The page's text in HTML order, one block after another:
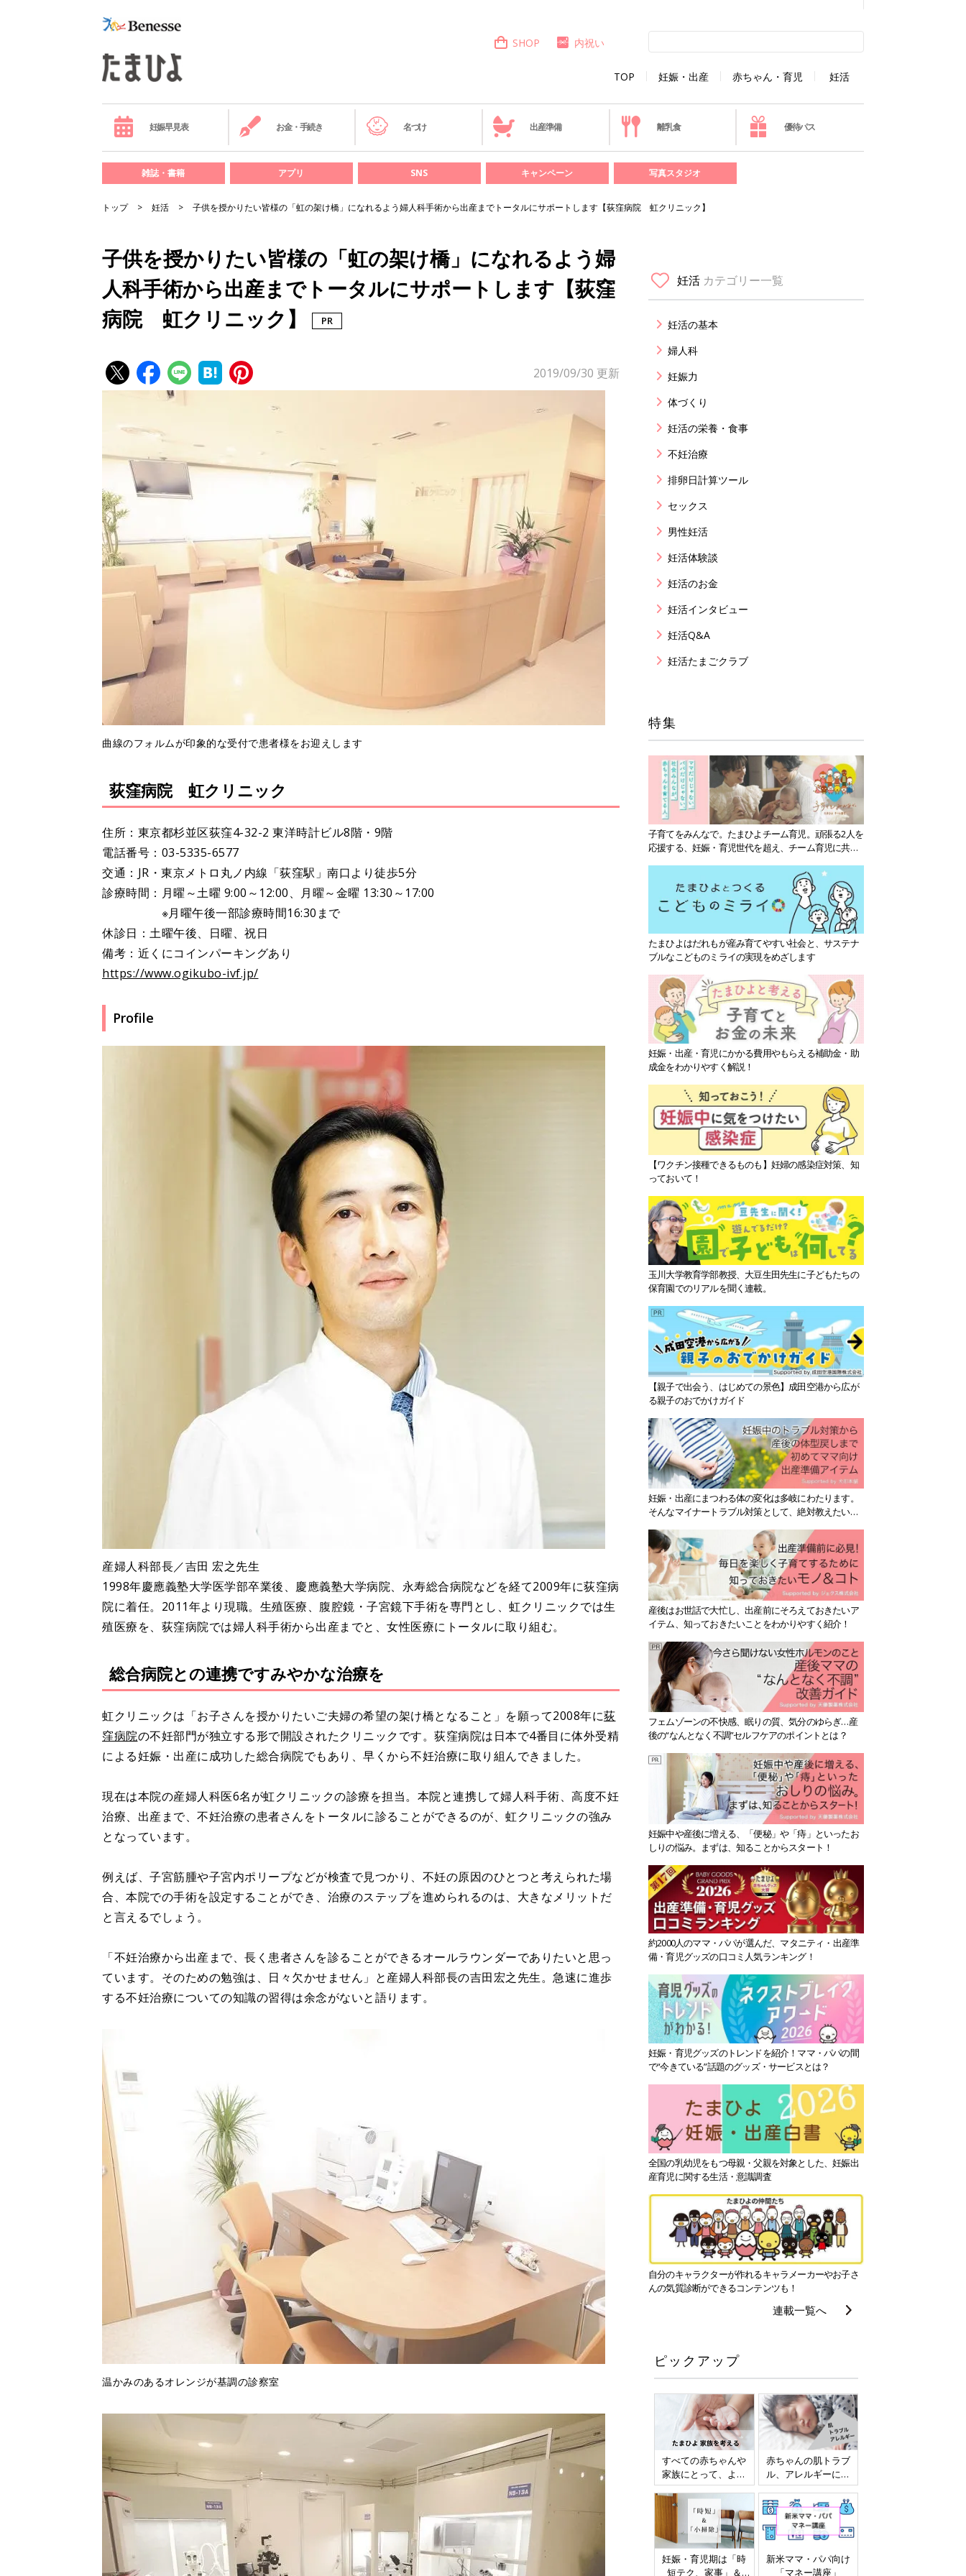
TOP 妊娠・出産 赤ちゃん・育児 妊活
SHOP 内祝い
妊娠早見表 お金・手続き 名づけ 出産準備 離乳食 優待パス
雑誌・書籍 アプリ SNS キャンペーン 写真スタジオ
トップ 妊活 子供を授かりたい皆様の「虹の架け橋」になれるよう婦人科手術から出産までトータルにサポートします【荻窪病院 虹クリニック】
子供を授かりたい皆様の「虹の架け橋」になれるよう婦
人科手術から出産までトータルにサポートします【荻窪
病院 虹クリニック】
2019/09/30 更新
曲線のフォルムが印象的な受付で患者様をお迎えします
荻窪病院 虹クリニック
住所：東京都杉並区荻窪4-32-2 東洋時計ビル8階・9階
電話番号：03-5335-6577
交通：JR・東京メトロ丸ノ内線「荻窪駅」南口より徒歩5分
診療時間：月曜～土曜 9:00～12:00、月曜～金曜 13:30～17:00
※月曜午後一部診療時間16:30まで
休診日：土曜午後、日曜、祝日
備考：近くにコインパーキングあり
https://www.ogikubo-ivf.jp/
Profile
産婦人科部長／吉田 宏之先生
1998年慶應義塾大学医学部卒業後、慶應義塾大学病院、永寿総合病院などを経て2009年に荻窪病
院に着任。2011年より現職。生殖医療、腹腔鏡・子宮鏡下手術を専門とし、虹クリニックでは生
殖医療を、荻窪病院では婦人科手術から出産までと、女性医療にトータルに取り組む。
総合病院との連携ですみやかな治療を
虹クリニックは「お子さんを授かりたいご夫婦の希望の架け橋となること」を願って2008年に荻
窪病院の不妊部門が独立する形で開設されたクリニックです。荻窪病院は日本で4番目に体外受精
による妊娠・出産に成功した総合病院でもあり、早くから不妊治療に取り組んできました。
現在は本院の産婦人科医6名が虹クリニックの診療を担当。本院と連携して婦人科手術、高度不妊
治療、出産まで、不妊治療の患者さんをトータルに診ることができるのが、虹クリニックの強み
となっています。
例えば、子宮筋腫や子宮内ポリープなどが検査で見つかり、不妊の原因のひとつと考えられた場
合、本院での手術を設定することができ、治療のステップを進められるのは、大きなメリットだ
と言えるでしょう。
「不妊治療から出産まで、長く患者さんを診ることができるオールラウンダーでありたいと思っ
ています。そのための勉強は、日々欠かせません」と産婦人科部長の吉田宏之先生。急速に進歩
する不妊治療についての知識の習得は余念がないと語ります。
温かみのあるオレンジが基調の診察室
妊活 カテゴリー一覧
妊活の基本
婦人科
妊娠力
体づくり
妊活の栄養・食事
不妊治療
排卵日計算ツール
セックス
男性妊活
妊活体験談
妊活のお金
妊活インタビュー
妊活Q&A
妊活たまごクラブ
特集
子育てをみんなで。たまひよチーム育児。頑張る2人を
応援する、妊娠・育児世代を超え、チーム育児に共感
たまひよはだれもが産み育てやすい社会と、サステナ
ブルなこどものミライの実現をめざします
妊娠・出産・育児にかかる費用やもらえる補助金・助
成金をわかりやすく解説！
【ワクチン接種できるものも】妊婦の感染症対策、知
っておいて！
玉川大学教育学部教授、大豆生田先生に子どもたちの
保育園でのリアルを聞く連載。
【親子で出会う、はじめての景色】成田空港から広が
る親子のおでかけガイド
妊娠・出産にまつわる体の変化は多岐にわたります。
そんなマイナートラブル対策として、絶対教えたい！
産後はお世話で大忙し、出産前にそろえておきたいア
イテム、知っておきたいことをわかりやすく紹介！
フェムゾーンの不快感、眠りの質、気分のゆらぎ…産
後の“なんとなく不調”セルフケアのポイントとは？
妊娠中や産後に増える、「便秘」や「痔」といったお
しりの悩み。まずは、知ることからスタート！
約2000人のママ・パパが選んだ、マタニティ・出産準
備・育児グッズの口コミ人気ランキング！
妊娠・育児グッズのトレンドを紹介！ママ・パパの間
で“今きている”話題のグッズ・サービスとは？
全国の乳幼児をもつ母親・父親を対象とした、妊娠出
産育児に関する生活・意識調査
自分のキャラクターが作れるキャラメーカーやお子さ
んの気質診断ができるコンテンツも！
連載一覧へ
ピックアップ
すべての赤ちゃんや
家族にとって、より
よい社会・環境とな
ることをめざしてさ
まざまな課題を取材
し、発信していきま
す
赤ちゃんの肌トラブ
ル、アレルギーにつ
いて
妊娠・育児期は「時
短テク、家事」＆
新米ママ・パパ向け
「マネー講座」